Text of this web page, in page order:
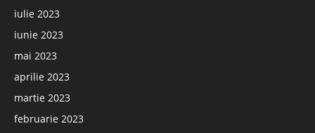
iulie 2023
iunie 2023
mai 2023
aprilie 2023
martie 2023
februarie 2023